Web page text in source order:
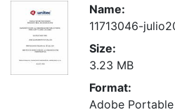
Name:
11713046-
Size:
3.23 MB
Format:
Adobe